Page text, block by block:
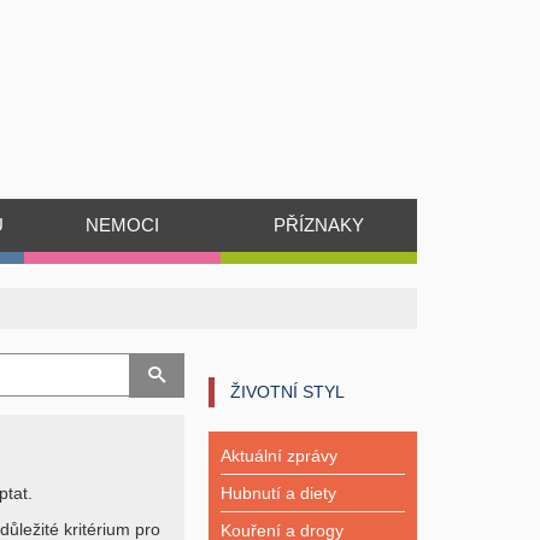
NEMOCI PŘÍZNAKY
kritérium pro
ŽIVOTNÍ STYL
Aktuální zprávy
Hubnutí a diety
Kouření a drogy